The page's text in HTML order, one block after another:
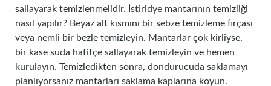
sallayarak temizlenmelidir. İstiridye mantarının temizliği
nasıl yapılır? Beyaz alt kısmını bir sebze temizleme fırçası
veya nemli bir bezle temizleyin. Mantarlar çok kirliyse,
bir kase suda hafifçe sallayarak temizleyin ve hemen
kurulayın. Temizledikten sonra, dondurucuda saklamayı
planlıyorsanız mantarları saklama kaplarına koyun.